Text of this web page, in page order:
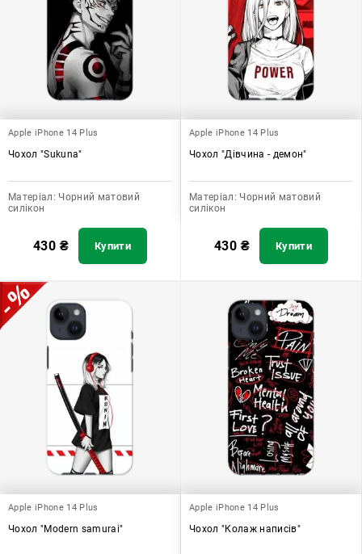
Apple iPhone 14 Plus
Чохол "Sukuna"
Матеріал: Чорний матовий
силікон
430 ₴ Купити
Apple iPhone 14 Plus
Чохол "Дівчина - демон"
Матеріал: Чорний матовий
силікон
430 ₴ Купити
Apple iPhone 14 Plus
Чохол "Modern samurai"
Apple iPhone 14 Plus
Чохол "Колаж написів"